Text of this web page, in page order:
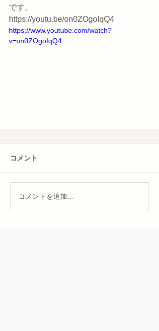
です。
https://youtu.be/on0ZOgoIqQ4
https://www.youtube.com/watch?
v=on0ZOgoIqQ4
コメント
コメントを追加…